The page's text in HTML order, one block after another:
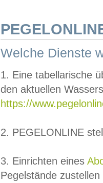
Welche Dienste
1. Eine tabellarische
den aktuellen
https://
2. PEGELONLINE
3. Einrichten eines
Pegelstände